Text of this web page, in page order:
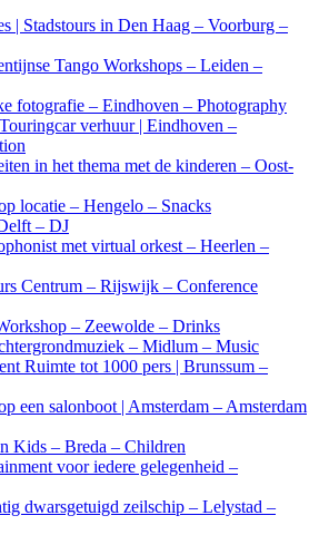
| Stadstours in Den Haag – Voorburg –
Tango Workshops – Leiden –
fotografie – Eindhoven – Photography
verhuur | Eindhoven –
in het thema met de kinderen – Oost-
locatie – Hengelo – Snacks
– DJ
met virtual orkest – Heerlen –
Centrum – Rijswijk – Conference
– Zeewolde – Drinks
– Midlum – Music
Ruimte tot 1000 pers | Brunssum –
een salonboot | Amsterdam – Amsterdam
Kids – Breda – Children
voor iedere gelegenheid –
dwarsgetuigd zeilschip – Lelystad –